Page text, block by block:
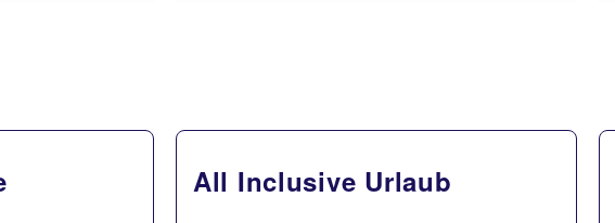
All Inclusive Urlaub